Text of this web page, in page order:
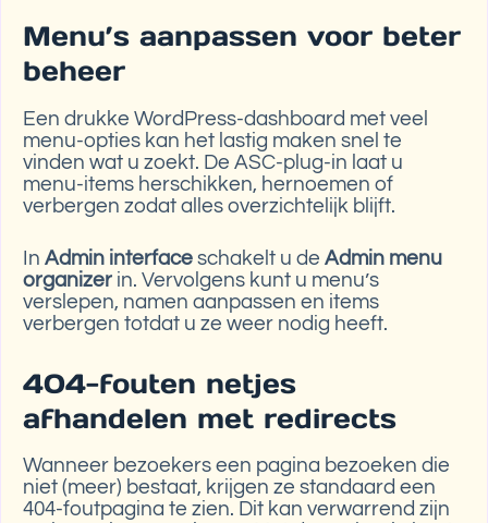
Menu’s aanpassen voor beter
beheer
Een drukke WordPress-dashboard met veel
menu-opties kan het lastig maken snel te
vinden wat u zoekt. De ASC-plug-in laat u
menu-items herschikken, hernoemen of
verbergen zodat alles overzichtelijk blijft.
In Admin interface schakelt u de Admin menu
organizer in. Vervolgens kunt u menu’s
verslepen, namen aanpassen en items
verbergen totdat u ze weer nodig heeft.
404-fouten netjes
afhandelen met redirects
Wanneer bezoekers een pagina bezoeken die
niet (meer) bestaat, krijgen ze standaard een
404-foutpagina te zien. Dit kan verwarrend zijn